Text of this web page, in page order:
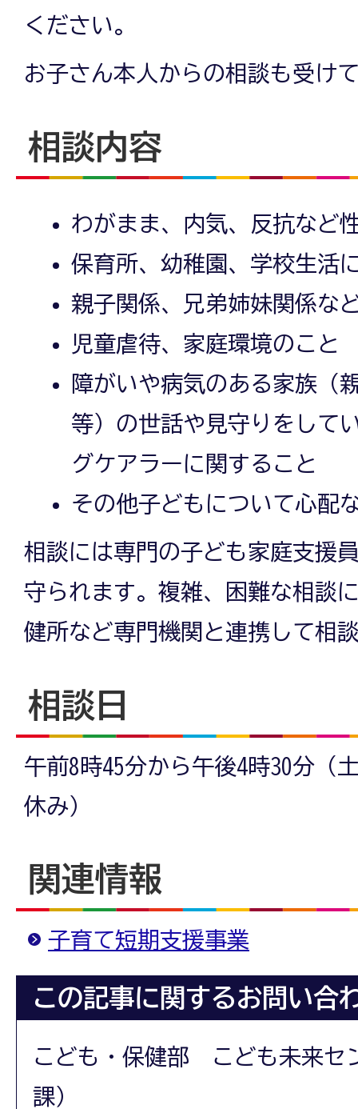
ください。
お子さん本人からの相談も受け
相談内容
わがまま、内気、反抗など
保育所、幼稚園、学校生活
親子関係、兄弟姉妹関係な
児童虐待、家庭環境のこと
障がいや病気のある家族（
等）の世話や見守りをして
グケアラーに関すること
その他子どもについて心配
相談には専門の子ども家庭支援
守られます。複雑、困難な相談
健所など専門機関と連携して相
相談日
午前8時45分から午後4時30分（
休み）
関連情報
子育て短期支援事業
この記事に関するお問い合
こども・保健部 こども未来セ
課）